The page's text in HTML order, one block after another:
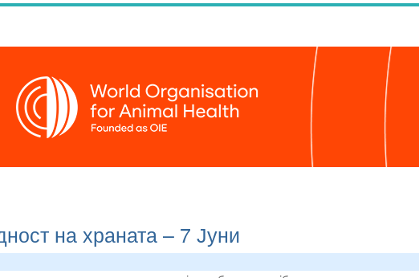
на храната – 7 Јуни